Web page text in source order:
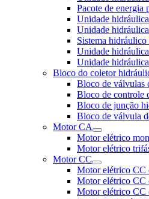
Pacote de energia
Unidade
Unidade
Sistema hidráulico
Unidade
Unidade
Bloco do coletor
Bloco de válvulas
Bloco de controle
Bloco de junção
Bloco de válvula
Motor CA
Motor elétrico
Motor elétrico
Motor CC
Motor elétrico CC
Motor elétrico CC
Motor elétrico CC